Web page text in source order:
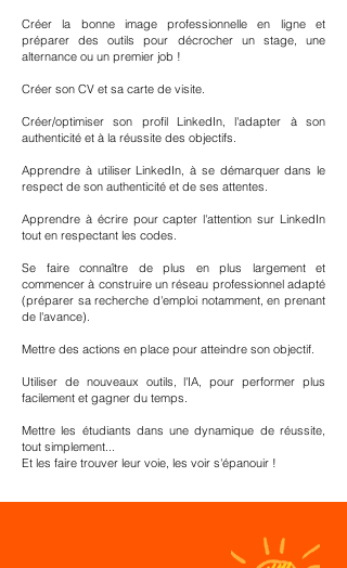
Créer la bonne image professionnelle en ligne et
préparer des outils pour décrocher un stage, une
alternance ou un premier job !
Créer son CV et sa carte de visite.
Créer/optimiser son profil LinkedIn,l'adapter à son
authenticité et à la réussite des objectifs.
Apprendre à utiliser LinkedIn, à se démarquer dans le
respect de son authenticité et de ses attentes.​
Apprendre à écrire pour capter l'attention sur LinkedIn
tout en respectant les codes.
Se faire connaître de plus en plus largement et
commencer à construire un réseau professionnel adapté
(préparer sa recherche d'emploi notamment, en prenant
de l'avance).
Mettre des actions en place pour atteindre son objectif.
​Utiliser de nouveaux outils, l'IA, pour performer plus
facilement et gagner du temps.
Mettre les étudiants dans une dynamique de réussite,
tout simplement...
Et les faire trouver leur voie, les voir s'épanouir !